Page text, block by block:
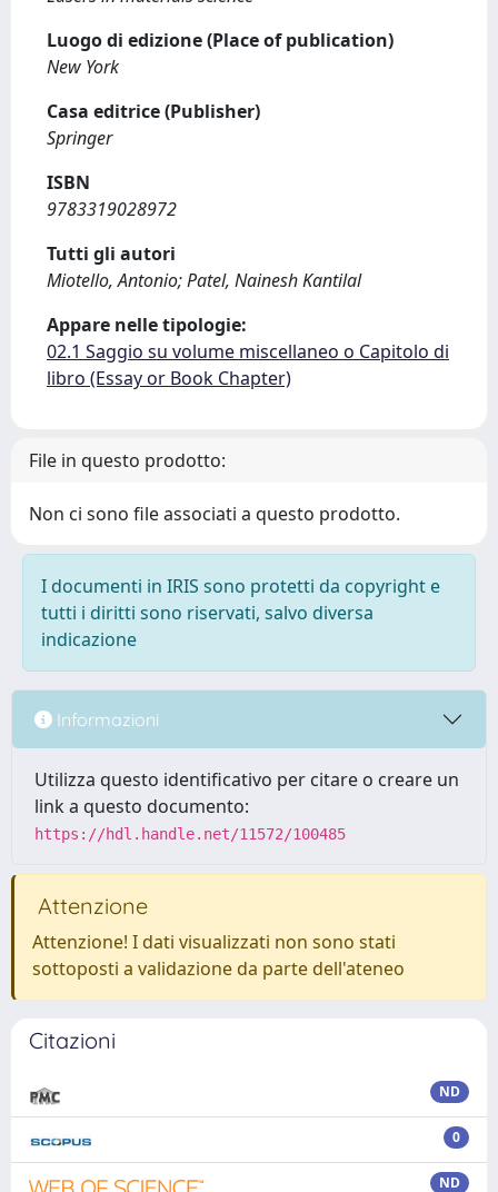
Luogo di edizione (Place of publication)
New York
Casa editrice (Publisher)
Springer
ISBN
9783319028972
Tutti gli autori
Miotello, Antonio; Patel, Nainesh Kantilal
Appare nelle tipologie:
02.1 Saggio su volume miscellaneo o Capitolo di
libro (Essay or Book Chapter)
File in questo prodotto:
Non ci sono file associati a questo prodotto.
I documenti in IRIS sono protetti da copyright e
tutti i diritti sono riservati, salvo diversa
indicazione
Informazioni
Utilizza questo identificativo per citare o creare un
link a questo documento:
https://hdl.handle.net/11572/100485
Attenzione
Attenzione! I dati visualizzati non sono stati
sottoposti a validazione da parte dell'ateneo
Citazioni
ND
0
ND